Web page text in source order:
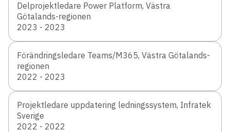
Delprojektledare Power Platform, Västra
Götalands-regionen
2023 - 2023
Förändringsledare Teams/M365, Västra Götalands-
regionen
2022 - 2023
Projektledare uppdatering ledningssystem, Infratek
Sverige
2022 - 2022